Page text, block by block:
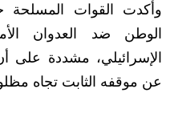
وأكدت القوات المسلحة
الوطن ضد العدوان
الإسرائيلي، مشددة على
عن موقفه الثابت تجاه